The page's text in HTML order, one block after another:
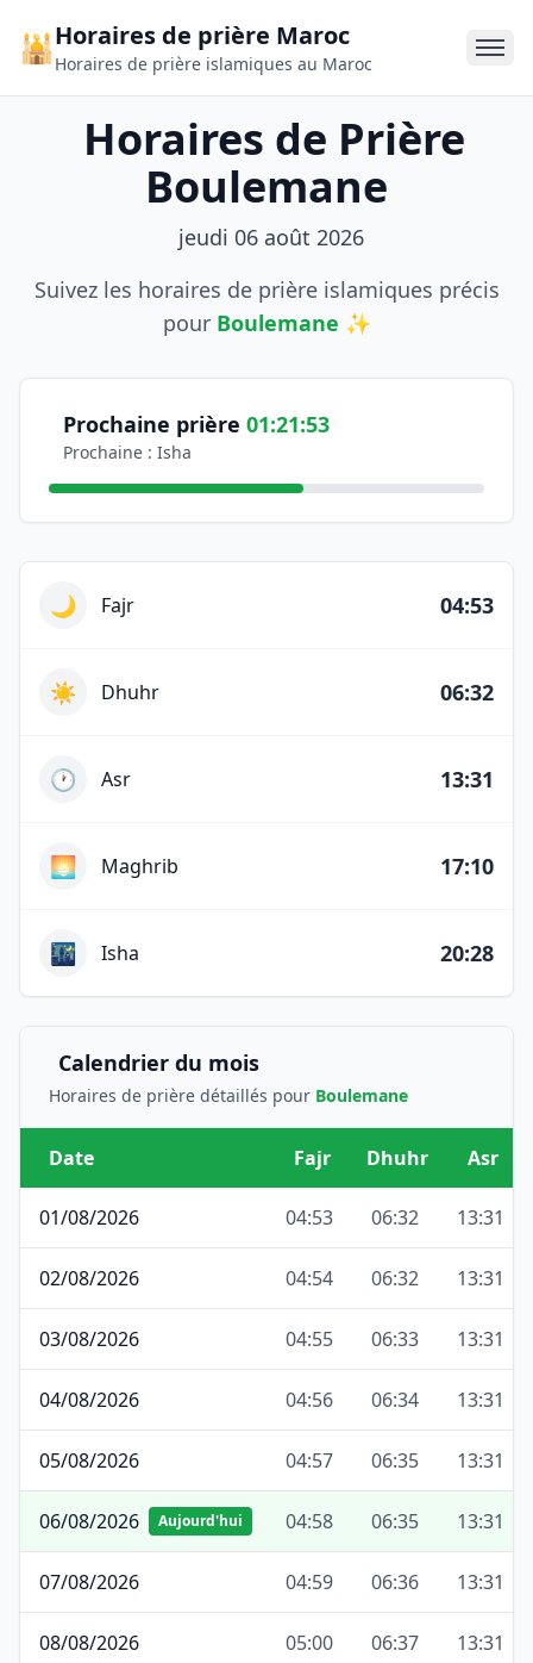
🕌Horaires de prière Maroc
Horaires de prière islamiques au Maroc
Horaires de Prière
Boulemane
jeudi 06 août 2026
Suivez les horaires de prière islamiques précis
pour Boulemane ✨
Consultez les horaires officiels de prière pour la ville de
Coordonnées géographiques: Latitude 33,366700,
Prochaine prière 01:21:53
Prochaine : Isha
🌙 Fajr 04:53
☀️ Dhuhr 06:32
🕐 Asr 13:31
🌅 Maghrib 17:10
🌃 Isha 20:28
Calendrier du mois
Horaires de prière détaillés pour Boulemane
Date Fajr Dhuhr Asr
01/08/2026 04:53 06:32 13:31
02/08/2026 04:54 06:32 13:31
03/08/2026 04:55 06:33 13:31
04/08/2026 04:56 06:34 13:31
05/08/2026 04:57 06:35 13:31
06/08/2026 Aujourd'hui 04:58 06:35 13:31
07/08/2026 04:59 06:36 13:31
08/08/2026 05:00 06:37 13:31